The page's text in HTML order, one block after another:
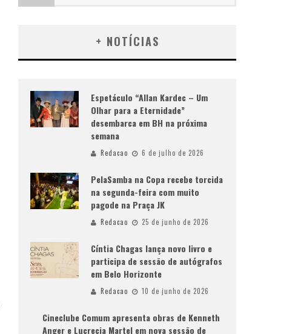
+ NOTÍCIAS
Espetáculo “Allan Kardec – Um
Olhar para a Eternidade”
desembarca em BH na próxima
semana
Redacao 6 de julho de 2026
PelaSamba na Copa recebe torcida
na segunda-feira com muito
pagode na Praça JK
Redacao 25 de junho de 2026
Cíntia Chagas lança novo livro e
participa de sessão de autógrafos
em Belo Horizonte
Redacao 10 de junho de 2026
Cineclube Comum apresenta obras de Kenneth
Anger e Lucrecia Martel em nova sessão de